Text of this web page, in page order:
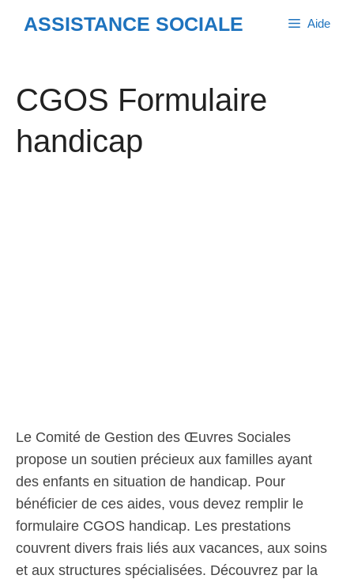
ASSISTANCE SOCIALE Aide
CGOS Formulaire
handicap
Le Comité de Gestion des Œuvres Sociales
propose un soutien précieux aux familles ayant
des enfants en situation de handicap. Pour
bénéficier de ces aides, vous devez remplir le
formulaire CGOS handicap. Les prestations
couvrent divers frais liés aux vacances, aux soins
et aux structures spécialisées. Découvrez par la